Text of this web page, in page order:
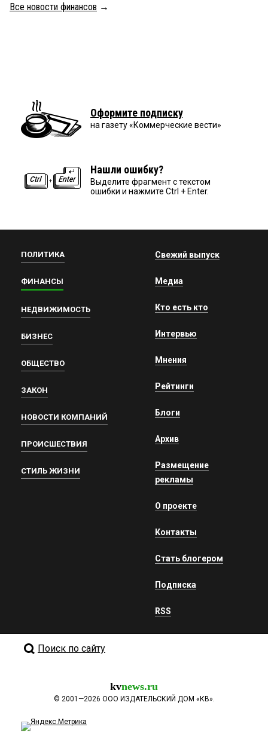
Все новости финансов →
Оформите подписку
на газету «Коммерческие вести»
Нашли ошибку?
Выделите фрагмент с текстом
ошибки и нажмите Ctrl + Enter.
ПОЛИТИКА
ФИНАНСЫ
НЕДВИЖИМОСТЬ
БИЗНЕС
ОБЩЕСТВО
ЗАКОН
НОВОСТИ КОМПАНИЙ
ПРОИСШЕСТВИЯ
СТИЛЬ ЖИЗНИ
Свежий выпуск
Медиа
Кто есть кто
Интервью
Мнения
Рейтинги
Блоги
Архив
Размещение
рекламы
О проекте
Контакты
Стать блогером
Подписка
RSS
Поиск по сайту
kvnews.ru
© 2001—2026 ООО ИЗДАТЕЛЬСКИЙ ДОМ «КВ».